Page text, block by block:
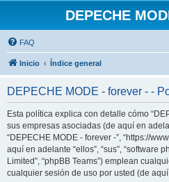
DEPECHE
FAQ
Inicio Índice general
DEPECHE MODE - forever - -
Esta política explica con detalle cómo
sus empresas asociadas (de aquí en
“DEPECHE MODE - forever -”, “https://
aquí en adelante “ellos”, “sus”, “software
Limited”, “phpBB Teams”) emplean
cualquier sesión de uso por usted (de